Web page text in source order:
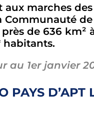
marches
de 636 km²
habitants.
au 1er janvier
PAYS D’APT